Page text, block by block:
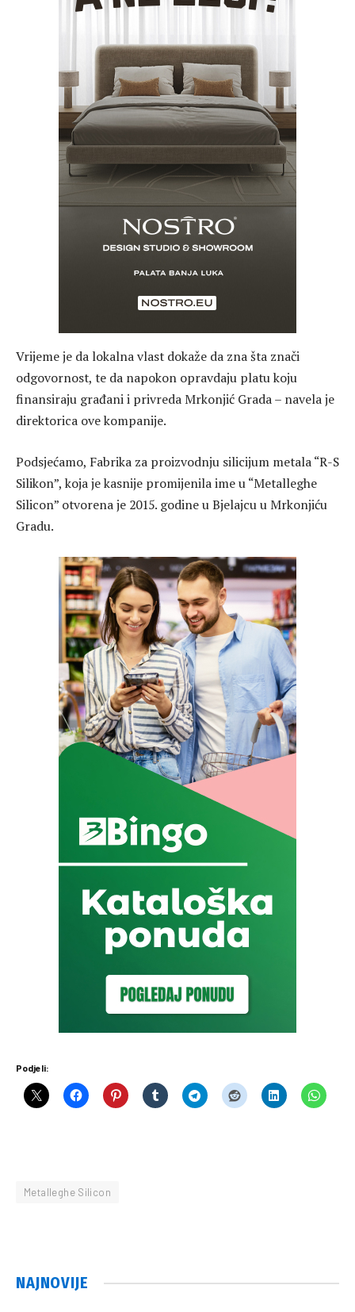
Vrijeme je da lokalna vlast dokaže da zna šta znači
odgovornost, te da napokon opravdaju platu koju
finansiraju građani i privreda Mrkonjić Grada – navela je
direktorica ove kompanije.
Podsjećamo, Fabrika za proizvodnju silicijum metala “R-S
Silikon”, koja je kasnije promijenila ime u “Metalleghe
Silicon” otvorena je 2015. godine u Bjelajcu u Mrkonjiću
Gradu.
Podjeli:
Metalleghe Silicon
NAJNOVIJE